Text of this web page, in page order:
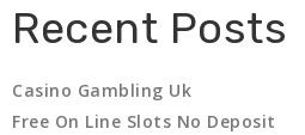
Recent Posts
Casino Gambling Uk
Free On Line Slots No Deposit